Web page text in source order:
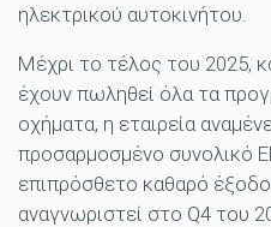
ηλεκτρικού αυτοκινήτου.
Μέχρι το τέλος του 2025,
έχουν πωληθεί όλα τα
οχήματα, η εταιρεία
προσαρμοσμένο συνολικό
επιπρόσθετο καθαρό
αναγνωριστεί στο Q4 του